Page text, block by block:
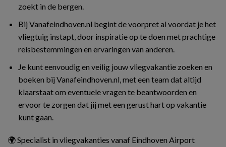
zoekt in de bergen.
Bij Vanafeindhoven.nl begint de voorpret al voordat je het
vliegtuig instapt, door inspiratie op te doen met prachtige
reisbestemmingen en ervaringen van anderen.
Je kunt eenvoudig en veilig jouw vliegvakantie zoeken en
boeken bij Vanafeindhoven.nl, met een team dat altijd
klaarstaat om eventuele vragen te beantwoorden en
ervoor te zorgen dat jij met een gerust hart op vakantie
kunt gaan.
🌍 Specialist in vliegvakanties vanaf Eindhoven Airport